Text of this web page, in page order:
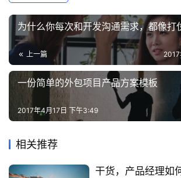
为什么你每次和开发沟通需求，都像打
上一篇
一份简单的外包项目产品方案模板
2017年4月17日 下午3:49
相关推荐
干货，产品经理如